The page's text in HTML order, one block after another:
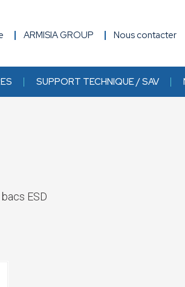
ARMISIA GROUP Nous contacter
SUPPORT TECHNIQUE / SAV
ESD